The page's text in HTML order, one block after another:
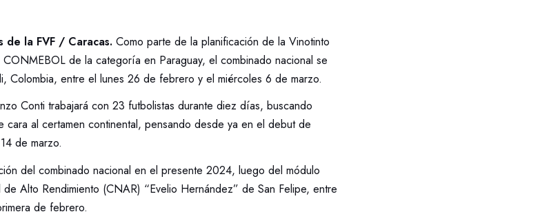
de la FVF / Caracas. Como parte de la planificación de la Vinotinto
de la categoría en Paraguay, el combinado nacional se
Colombia, entre el lunes 26 de febrero y el miércoles 6 de marzo.
Conti trabajará con 23 futbolistas durante diez días, buscando
cara al certamen continental, pensando desde ya en el debut de
de marzo.
del combinado nacional en el presente 2024, luego del módulo
Alto Rendimiento (CNAR) “Evelio Hernández” de San Felipe, entre
de febrero.